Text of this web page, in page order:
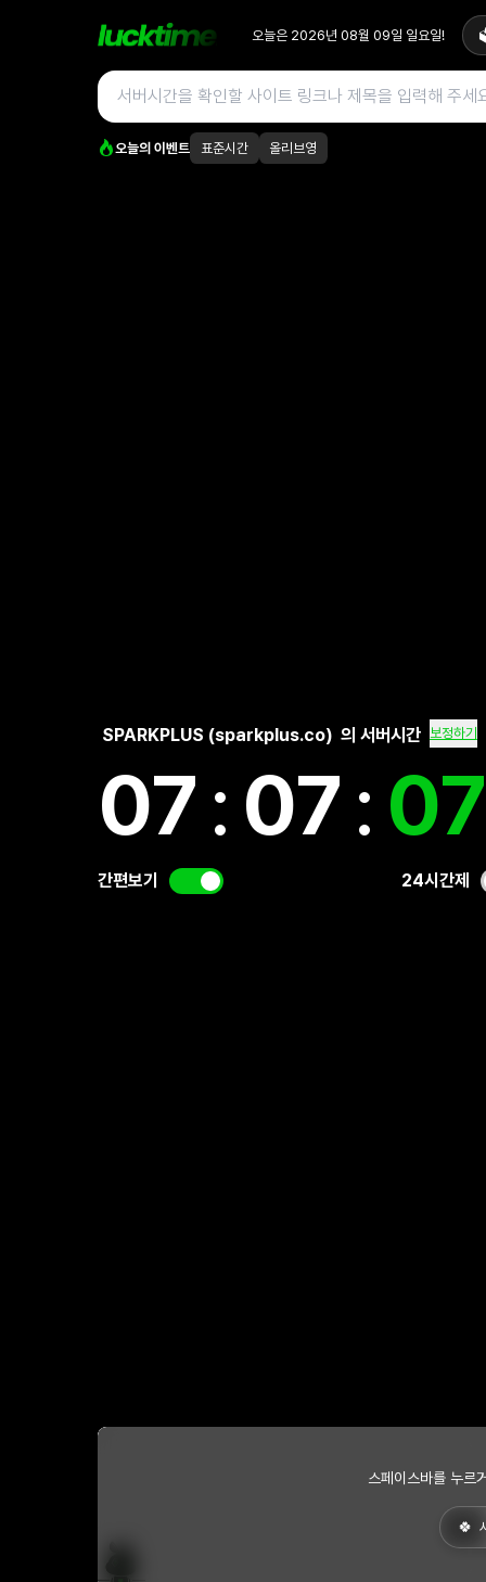
오늘은 2026년 08월 09일 일요일!
오늘의 이벤트 표준시간 올리브영
SPARKPLUS (sparkplus.co) 의 서버시간 보정하기
07: 07:
간편보기 24시간제
스페이스바를 누르